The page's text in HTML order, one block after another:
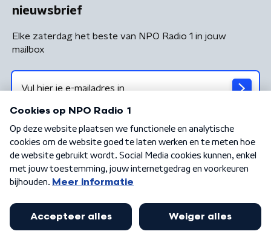
nieuwsbrief
Elke zaterdag het beste van NPO Radio 1 in jouw
mailbox
Algemene voorwaarden